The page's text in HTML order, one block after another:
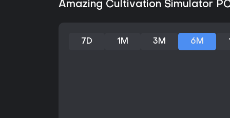
Amazing Cultivation Simulator
7D 1M 3M 6M